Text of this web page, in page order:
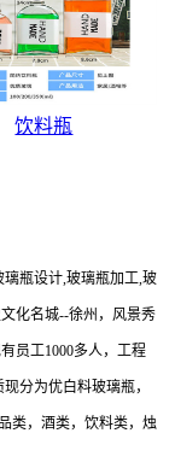
饮料瓶
瓶设计,玻璃瓶加工,玻
化名城--徐州，风景秀
员工1000多人，工程
分为优白料玻璃瓶，
类，酒类，饮料类，烛